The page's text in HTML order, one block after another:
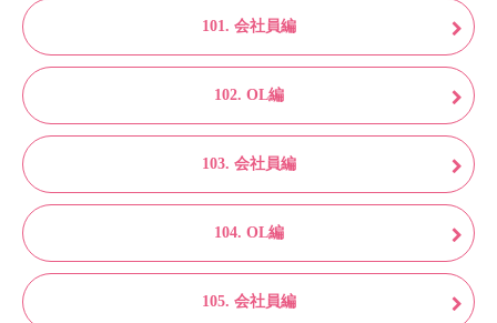
101. 会社員編
102. OL編
103. 会社員編
104. OL編
105. 会社員編